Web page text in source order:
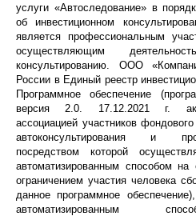
услуги «Автоследование» в
об инвестиционном
является профессиональным
осуществляющим
консультированию. ООО
России в Единый реестр
Программное обеспечение
версия 2.0. 17.12.2021 г.
ассоциацией участников
автоконсультирования и
посредством которой
автоматизированным способом
ограничением участия человека
данное программное
автоматизированным